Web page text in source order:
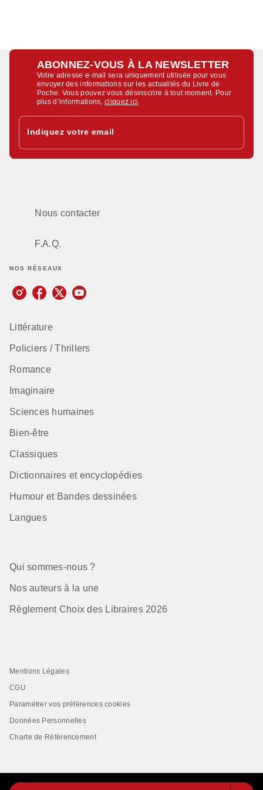
ABONNEZ-VOUS À LA NEWSLETTER
Votre adresse e-mail sera uniquement utilisée pour vous
envoyer des informations sur les actualités du Livre de
Poche. Vous pouvez vous désinscrire à tout moment. Pour
plus d’informations,cliquez ici
Indiquez votre email
Nous contacter
F.A.Q.
NOS RÉSEAUX
Littérature
Policiers / Thrillers
Romance
Imaginaire
Sciences humaines
Bien-être
Classiques
Dictionnaires et encyclopédies
Humour et Bandes dessinées
Langues
Qui sommes-nous ?
Nos auteurs à la une
Règlement Choix des Libraires 2026
Mentions Légales
CGU
Paramétrer vos préférences cookies
Données Personnelles
Charte de Référencement